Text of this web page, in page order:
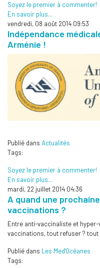
Soyez le premier à commenter!
En savoir plus...
vendredi, 08 août 2014 09:53
Indépendance
Arménie !
Publié dans Actualités
Tags:
Soyez le premier à commenter!
En savoir plus...
mardi, 22 juillet 2014 04:36
A quand une
vaccinations ?
Entre anti-vaccinaliste et
vaccinations, tout refuser ?
Publié dans Les Med'Océanes
Tags: